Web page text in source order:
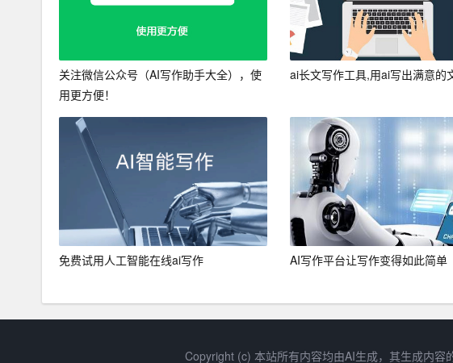
关注微信公众号（AI写作助手大全），使
用更方便！
ai长文写作工具,用ai写出满意的
免费试用人工智能在线ai写作 AI写作平台让写作变得如此简单
Copyright (c) 本站所有内容均由AI生成，其生成内